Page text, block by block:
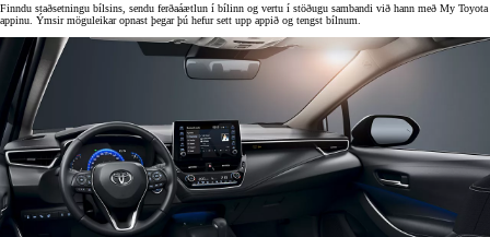
Finndu staðsetningu bílsins, sendu ferðaáætlun í bílinn og vertu í stöðugu sambandi við hann með My Toyota
appinu. Ýmsir möguleikar opnast þegar þú hefur sett upp appið og tengst bílnum.